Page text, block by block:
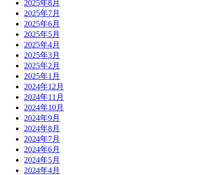
2025年8月
2025年7月
2025年6月
2025年5月
2025年4月
2025年3月
2025年2月
2025年1月
2024年12月
2024年11月
2024年10月
2024年9月
2024年8月
2024年7月
2024年6月
2024年5月
2024年4月